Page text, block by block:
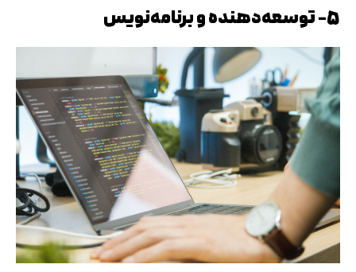
5- توسعه‌دهنده و برنامه‌نویس